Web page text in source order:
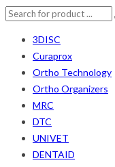
3DISC
Curaprox
Ortho Technology
Ortho Organizers
MRC
DTC
UNIVET
DENTAID